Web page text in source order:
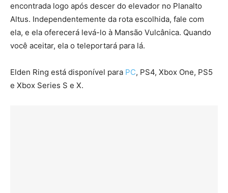
encontrada logo após descer do elevador no Planalto
Altus. Independentemente da rota escolhida, fale com
ela, e ela oferecerá levá-lo à Mansão Vulcânica. Quando
você aceitar, ela o teleportará para lá.
Elden Ring está disponível para PC, PS4, Xbox One, PS5
e Xbox Series S e X.